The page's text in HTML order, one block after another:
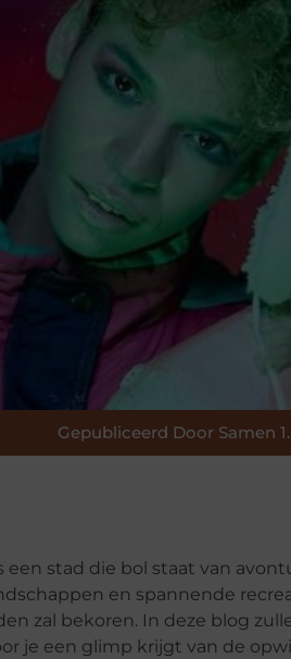
Gepubliceerd Door Samen
stad die bol staat van
en spannende
zal bekoren. In deze blog
je een glimp krijgt van de